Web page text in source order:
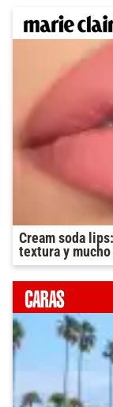
Cream soda
textura y